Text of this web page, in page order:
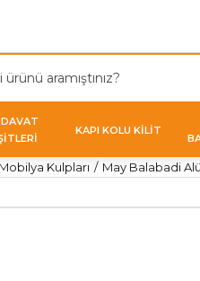
KAPI KOLU KİLİT
Kulpları May Balabadi